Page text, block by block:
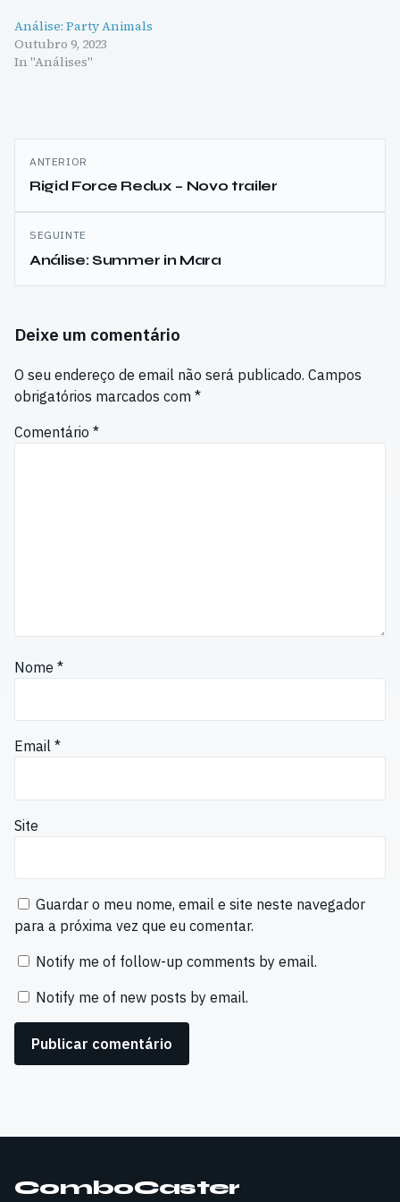
Análise: Party Animals
Outubro 9, 2023
In "Análises"
Navegação
de
artigos
ANTERIOR
Rigid Force Redux – Novo trailer
SEGUINTE
Análise: Summer in Mara
Deixe um comentário
O seu endereço de email não será publicado. Campos
obrigatórios marcados com *
Comentário *
Nome *
Email *
Site
Guardar o meu nome, email e site neste navegador
para a próxima vez que eu comentar.
Notify me of follow-up comments by email.
Notify me of new posts by email.
ComboCaster